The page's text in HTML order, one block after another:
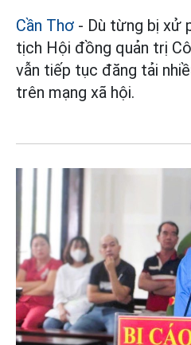
Cần Thơ - Dù từng bị xử
tịch Hội đồng quản trị
vẫn tiếp tục đăng tải
trên mạng xã hội.